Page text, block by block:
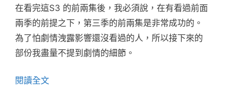
在看完這S3 的前兩集後，我必須說，在有看過前面
兩季的前提之下，第三季的前兩集是非常成功的。
為了怕劇情洩露影響還沒看過的人，所以接下來的
部份我盡量不提到劇情的細節。
閱讀全文